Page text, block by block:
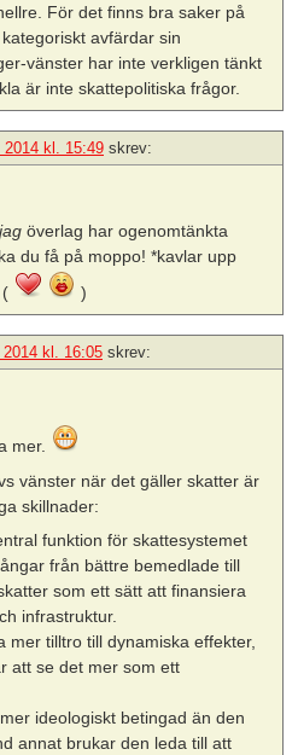
För det finns bra saker på
avfärdar sin
vänster har inte verkligen tänkt
är inte skattepolitiska frågor.
2014 kl. 15:49 skrev:
jag överlag har ogenomtänkta
du få på moppo! *kavlar upp
)
kl. 16:05 skrev:
mer.
vänster när det gäller skatter är
skillnader:
funktion för skattesystemet
från bättre bemedlade till
som ett sätt att finansiera
infrastruktur.
mer tilltro till dynamiska effekter,
att se det mer som ett
ideologiskt betingad än den
annat brukar den leda till att